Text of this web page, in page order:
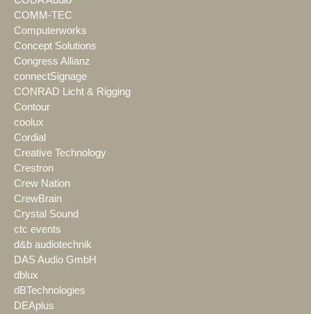
COMM-TEC
Computerworks
Concept Solutions
Congress Allianz
connectSignage
CONRAD Licht & Rigging
Contour
coolux
Cordial
Creative Technology
Crestron
Crew Nation
CrewBrain
Crystal Sound
ctc events
d&b audiotechnik
DAS Audio GmbH
dblux
dBTechnologies
DEAplus